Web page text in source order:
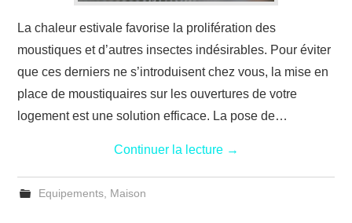
La chaleur estivale favorise la prolifération des
moustiques et d’autres insectes indésirables. Pour éviter
que ces derniers ne s’introduisent chez vous, la mise en
place de moustiquaires sur les ouvertures de votre
logement est une solution efficace. La pose de…
Continuer la lecture →
Equipements, Maison